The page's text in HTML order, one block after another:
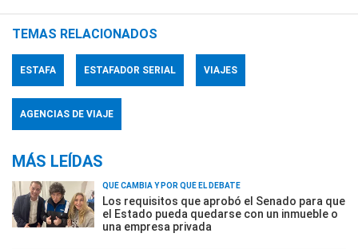
TEMAS RELACIONADOS
ESTAFA ESTAFADOR SERIAL VIAJES
AGENCIAS DE VIAJE
MÁS LEÍDAS
QUÉ CAMBIA Y POR QUÉ EL DEBATE
Los requisitos que aprobó el Senado para que
el Estado pueda quedarse con un inmueble o
una empresa privada